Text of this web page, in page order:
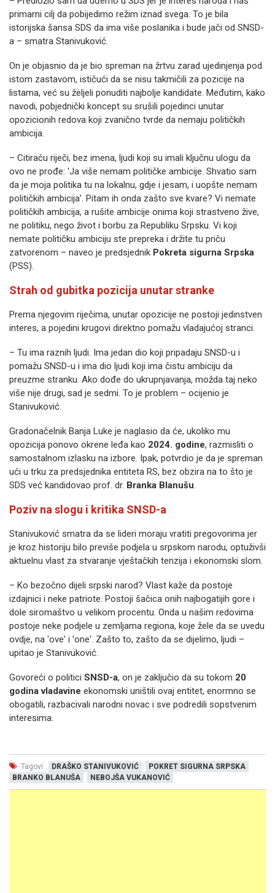
primarni cilj da pobijedimo režim iznad svega. To je bila
istorijska šansa SDS da ima više poslanika i bude jači od SNSD-
a – smatra Stanivuković.
On je objasnio da je bio spreman na žrtvu zarad ujedinjenja pod
istom zastavom, ističući da se nisu takmičili za pozicije na
listama, već su željeli ponuditi najbolje kandidate. Međutim, kako
navodi, pobjednički koncept su srušili pojedinci unutar
opozicionih redova koji zvanično tvrde da nemaju političkih
ambicija.
– Citiraću riječi, bez imena, ljudi koji su imali ključnu ulogu da
ovo ne prođe: 'Ja više nemam političke ambicije. Shvatio sam
da je moja politika tu na lokalnu, gdje i jesam, i uopšte nemam
političkih ambicija'. Pitam ih onda zašto sve kvare? Vi nemate
političkih ambicija, a rušite ambicije onima koji strastveno žive,
ne politiku, nego život i borbu za Republiku Srpsku. Vi koji
nemate političku ambiciju ste prepreka i držite tu priču
zatvorenom – naveo je predsjednik Pokreta sigurna Srpska
(PSS).
Strah od gubitka pozicija unutar stranke
Prema njegovim riječima, unutar opozicije ne postoji jedinstven
interes, a pojedini krugovi direktno pomažu vladajućoj stranci.
– Tu ima raznih ljudi. Ima jedan dio koji pripadaju SNSD-u i
pomažu SNSD-u i ima dio ljudi koji ima čistu ambiciju da
preuzme stranku. Ako dođe do ukrupnjavanja, možda taj neko
više nije drugi, sad je sedmi. To je problem – ocijenio je
Stanivuković.
Gradonačelnik Banja Luke je naglasio da će, ukoliko mu
opozicija ponovo okrene leđa kao 2024. godine, razmisliti o
samostalnom izlasku na izbore. Ipak, potvrdio je da je spreman
ući u trku za predsjednika entiteta RS, bez obzira na to što je
SDS već kandidovao prof. dr. Branka Blanušu.
Poziv na slogu i kritika SNSD-a
Stanivuković smatra da se lideri moraju vratiti pregovorima jer
je kroz historiju bilo previše podjela u srpskom narodu, optuživši
aktuelnu vlast za stvaranje vještačkih tenzija i ekonomski slom.
– Ko bezočno dijeli srpski narod? Vlast kaže da postoje
izdajnici i neke patriote. Postoji šačica onih najbogatijih gore i
dole siromaštvo u velikom procentu. Onda u našim redovima
postoje neke podjele u zemljama regiona, koje žele da se uvedu
ovdje, na 'ove' i 'one'. Zašto to, zašto da se dijelimo, ljudi –
upitao je Stanivuković.
Govoreći o politici SNSD-a, on je zaključio da su tokom 20
godina vladavine ekonomski uništili ovaj entitet, enormno se
obogatili, razbacivali narodni novac i sve podredili sopstvenim
interesima.
Tagovi: DRAŠKO STANIVUKOVIĆ
POKRET SIGURNA SRPSKA
BRANKO BLANUŠA
NEBOJŠA VUKANOVIĆ